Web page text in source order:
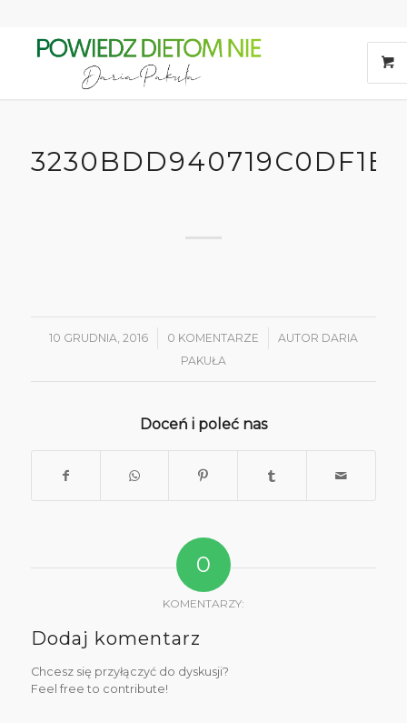
10 GRUDNIA, 2016
/ 0 KOMENTARZE
/ AUTOR DARIA
PAKUŁA
Doceń i poleć nas
0
KOMENTARZY:
Dodaj komentarz
Chcesz się przyłączyć do dyskusji?
Feel free to contribute!